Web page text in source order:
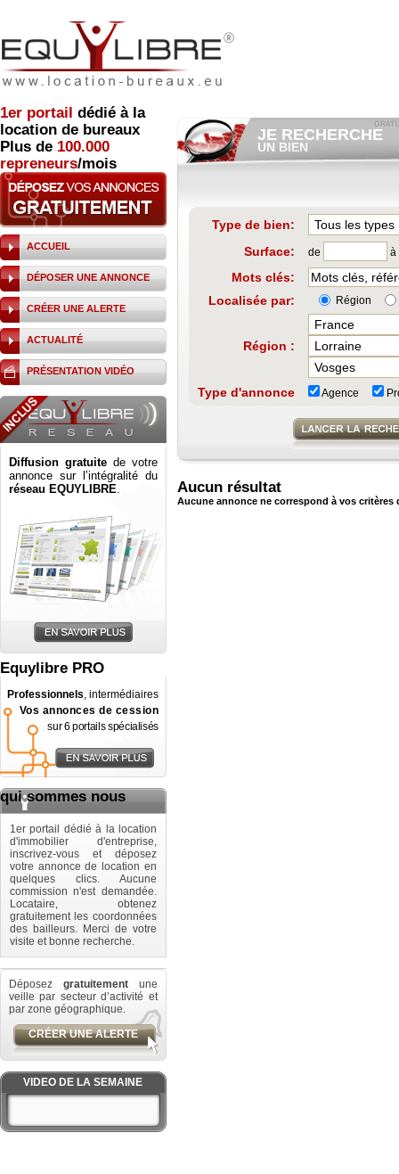
1er portail dédié à la
location de bureaux
Plus de 100.000
repreneurs/mois
ACCUEIL
DÉPOSER UNE ANNONCE
CRÉER UNE ALERTE
ACTUALITÉ
PRÉSENTATION VIDÉO
Diffusion gratuite de votre
annonce sur l’intégralité du
réseau EQUYLIBRE.
Equylibre PRO
Professionnels, intermédiaires
Vos annonces de cession
sur 6 portails spécialisés
qui sommes nous
1er portail dédié à la location
d'immobilier d'entreprise,
inscrivez-vous et déposez
votre annonce de location en
quelques clics. Aucune
commission n'est demandée.
Locataire, obtenez
gratuitement les coordonnées
des bailleurs. Merci de votre
visite et bonne recherche.
Déposez gratuitement une
veille par secteur d’activité et
par zone géographique.
CRÉER UNE ALERTE
VIDEO DE LA SEMAINE
JE RECHERCHE
UN BIEN
Consulter gratuitementles
RECHERCHER UNE
ANNONCE
Type de bien:
Surface:
de à
Mots clés:
Localisée par:
Région
Région :
Type d'annonce Agence
Aucun résultat
Aucune annonce ne correspond à vos critères